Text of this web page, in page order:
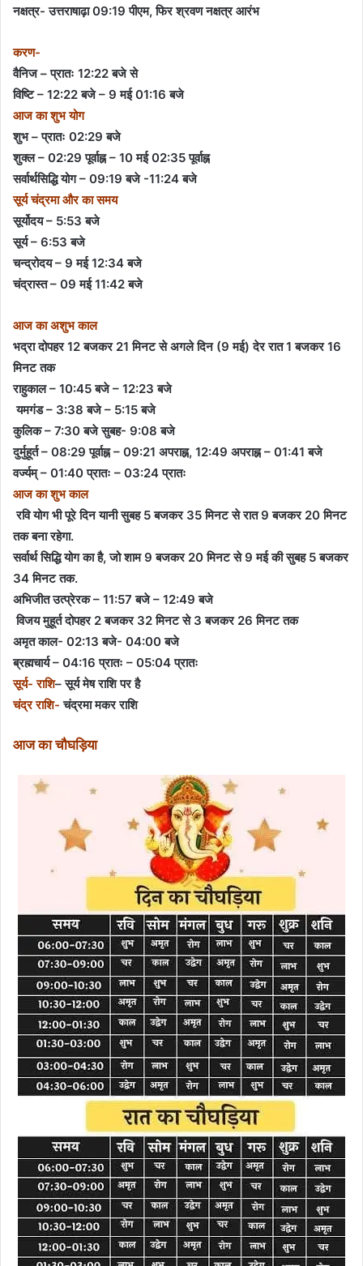
नक्षत्र- उत्तराषाढ़ा 09:19 पीएम, फिर श्रवण नक्षत्र आरंभ
करण-
वैनिज – प्रातः 12:22 बजे से
विष्टि – 12:22 बजे – 9 मई 01:16 बजे
आज का शुभ योग
शुभ – प्रातः 02:29 बजे
शुक्ल – 02:29 पूर्वाह्न – 10 मई 02:35 पूर्वाह्न
सर्वार्थसिद्धि योग – 09:19 बजे -11:24 बजे
सूर्य चंद्रमा और का समय
सूर्योदय – 5:53 बजे
सूर्य – 6:53 बजे
चन्द्रोदय – 9 मई 12:34 बजे
चंद्रास्त – 09 मई 11:42 बजे
आज का अशुभ काल
भद्रा दोपहर 12 बजकर 21 मिनट से अगले दिन (9 मई) देर रात 1 बजकर 16
मिनट तक
राहुकाल – 10:45 बजे – 12:23 बजे
यमगंड – 3:38 बजे – 5:15 बजे
कुलिक – 7:30 बजे सुबह- 9:08 बजे
दुर्मुहूर्त – 08:29 पूर्वाह्न – 09:21 अपराह्न, 12:49 अपराह्न – 01:41 बजे
वर्ज्यम् – 01:40 प्रातः – 03:24 प्रातः
आज का शुभ काल
रवि योग भी पूरे दिन यानी सुबह 5 बजकर 35 मिनट से रात 9 बजकर 20 मिनट
तक बना रहेगा.
सर्वार्थ सिद्धि योग का है, जो शाम 9 बजकर 20 मिनट से 9 मई की सुबह 5 बजकर
34 मिनट तक.
अभिजीत उत्प्रेरक – 11:57 बजे – 12:49 बजे
विजय मुहूर्त दोपहर 2 बजकर 32 मिनट से 3 बजकर 26 मिनट तक
अमृत ​​काल- 02:13 बजे- 04:00 बजे
ब्रह्मचार्य – 04:16 प्रातः – 05:04 प्रातः
सूर्य- राशि– सूर्य मेष राशि पर है
चंद्र राशि- चंद्रमा मकर राशि
आज का चौघड़िया